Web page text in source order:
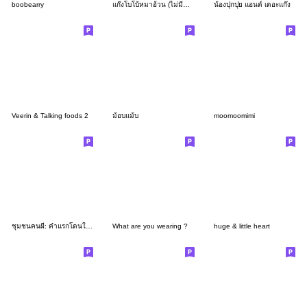
boobearry แก๊งโบโบ้หมาอ้วน (ไม่มีคำพูด) น้องปุกปุย แอนด์ เดอะแก๊ง
Veerin & Talking foods 2 ม้อบแม้บ moomoomimi
What are you wearing ? huge & little heart